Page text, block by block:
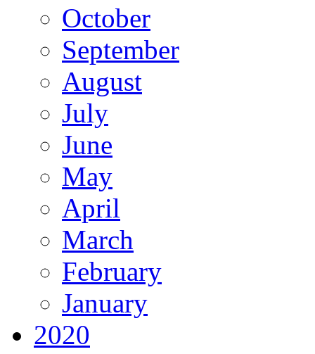
October
September
August
July
June
May
April
March
February
January
2020